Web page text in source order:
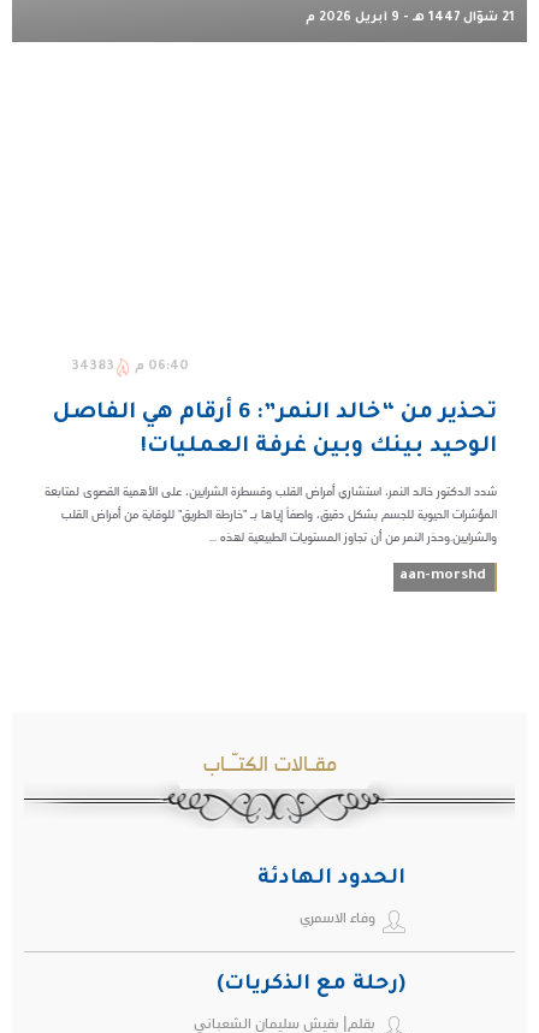
21 شوّال 1447 هـ - 9 أبريل 2026 م
06:40 م 34383
تحذير من “خالد النمر”: 6 أرقام هي الفاصل
الوحيد بينك وبين غرفة العمليات!
شدد الدكتور خالد النمر، استشاري أمراض القلب وقسطرة الشرايين، على الأهمية القصوى لمتابعة
المؤشرات الحيوية للجسم بشكل دقيق، واصفاً إياها بـ "خارطة الطريق" للوقاية من أمراض القلب
والشرايين.وحذر النمر من أن تجاوز المستويات الطبيعية لهذه ...
aan-morshd
مقـالات الكتـّـاب
الحدود الهادئة
وفاء الاسمري
(رحلة مع الذكريات)
بقلم| بقيش سليمان الشعباني